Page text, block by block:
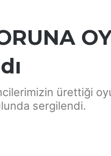
ürettiği
sergilendi.